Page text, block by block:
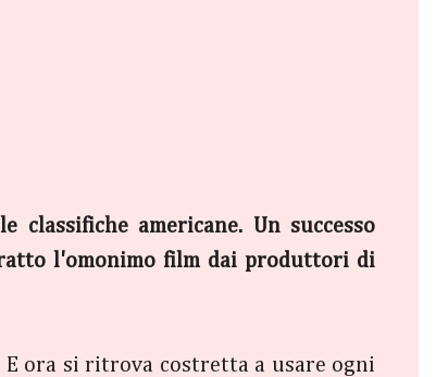
americane. Un successo
l'omonimo film dai produttori di
ora si ritrova costretta a usare ogni